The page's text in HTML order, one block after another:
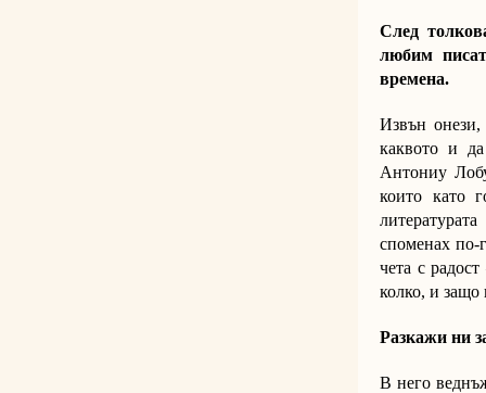
След
любим
времена.
Извън
каквото и
Антониу
които като
споменах по-
чета с
колко, и защо
Разкажи ни
В него